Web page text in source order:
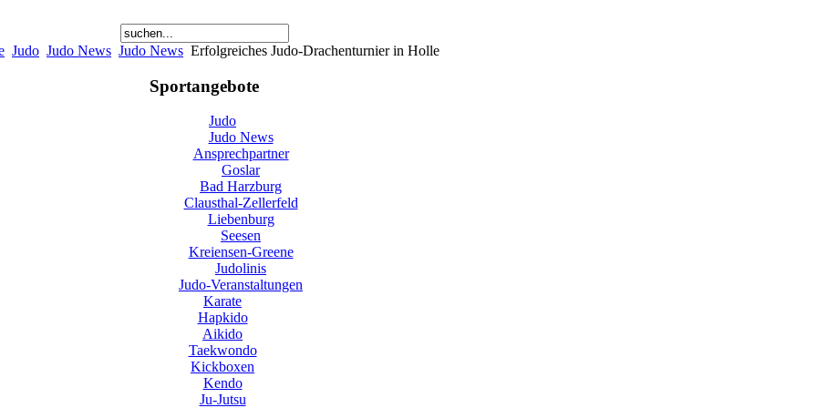
Judo Judo News Judo News Erfolgreiches Judo-Drachenturnier in Holle
Sportangebote
Judo
Judo News
Ansprechpartner
Goslar
Bad Harzburg
Clausthal-Zellerfeld
Liebenburg
Seesen
Kreiensen-Greene
Judolinis
Judo-Veranstaltungen
Karate
Hapkido
Aikido
Taekwondo
Kickboxen
Kendo
Ju-Jutsu